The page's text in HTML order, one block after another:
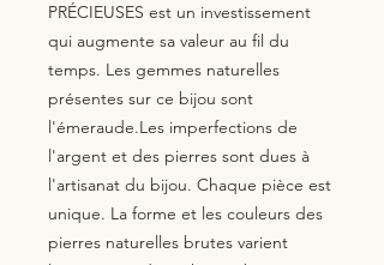
PRÉCIEUSES est un investissement
qui augmente sa valeur au fil du
temps. Les gemmes naturelles
présentes sur ce bijou sont
l'émeraude.Les imperfections de
l'argent et des pierres sont dues à
l'artisanat du bijou. Chaque pièce est
unique. La forme et les couleurs des
pierres naturelles brutes varient